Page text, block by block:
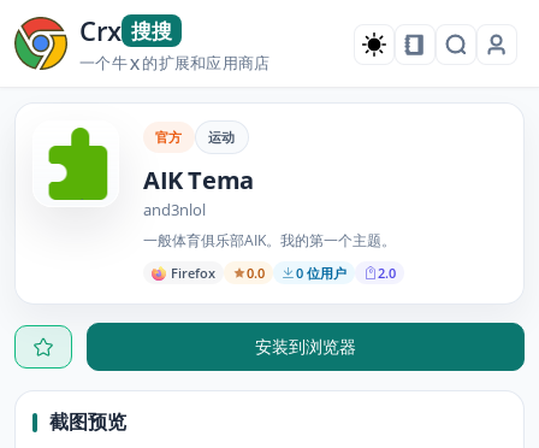
Crx 搜搜
一个牛X的扩展和应用商店
官方 运动
AIK Tema
and3nlol
一般体育俱乐部AIK。我的第一个主题。
Firefox 0.0 0 位用户 2.0
安装到浏览器
截图预览